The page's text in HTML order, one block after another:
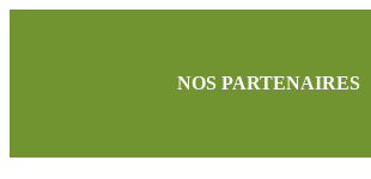
NOS PARTENAIRES